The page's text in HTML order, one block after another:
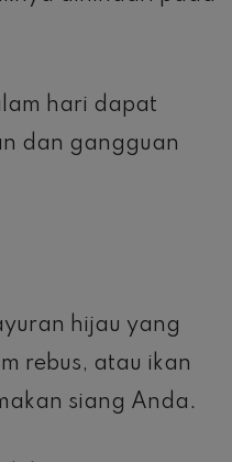
hari dapat
dan gangguan
hijau yang
rebus, atau ikan
siang Anda.